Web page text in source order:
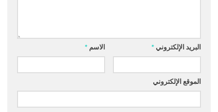
الاسم * البريد الإلكتروني *
الموقع الإلكتروني